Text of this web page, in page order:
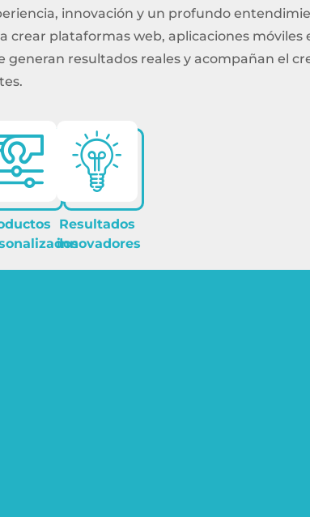
innovación y un profundo
crear plataformas web, aplicaciones móviles
generan resultados reales y acompañan el
Resultados
innovadores